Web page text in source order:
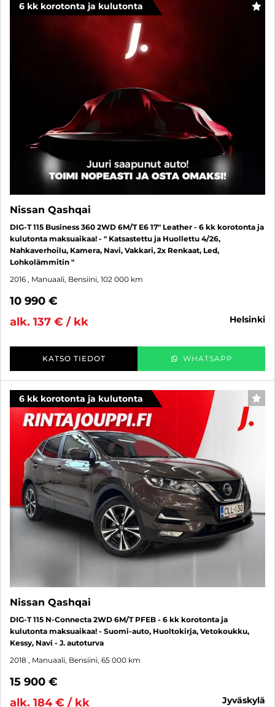
6 kk korotonta ja kulutonta
Nissan Qashqai
DIG-T 115 Business 360 2WD 6M/T E6 17" Leather - 6 kk korotonta ja
kulutonta maksuaikaa! - " Katsastettu ja Huollettu 4/26,
Nahkaverhoilu, Kamera, Navi, Vakkari, 2x Renkaat, Led,
Lohkolämmitin "
2016 , Manuaali, Bensiini, 102 000 km
10 990 €
alk. 137 € / kk
helsinki
KATSO TIEDOT WHATSAPP
6 kk korotonta ja kulutonta
Nissan Qashqai
DIG-T 115 N-Connecta 2WD 6M/T PFEB - 6 kk korotonta ja
kulutonta maksuaikaa! - Suomi-auto, Huoltokirja, Vetokoukku,
Kessy, Navi - J. autoturva
2018 , Manuaali, Bensiini, 65 000 km
15 900 €
alk. 184 € / kk
jyväskylä